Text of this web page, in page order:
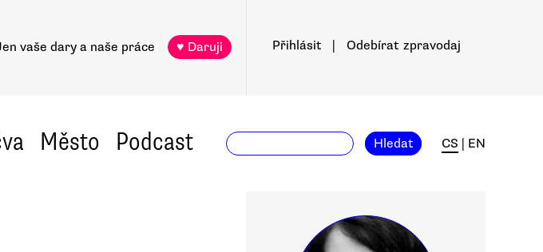
vaše dary a naše práce ♥ Daruji Přihlásit Odebírat zpravodaj
Město Podcast Hledat CS EN